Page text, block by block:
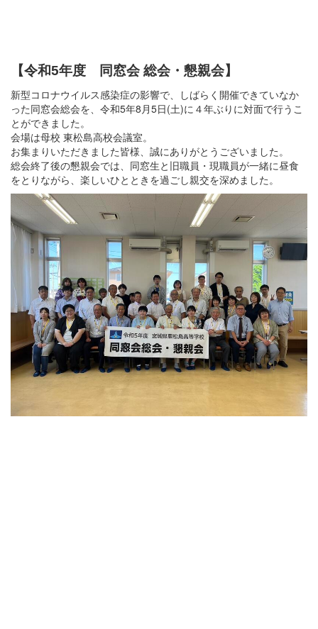
【令和5年度 同窓会 総会・懇親会】
新型コロナウイルス感染症の影響で、しばらく開催できていなか
った同窓会総会を、令和5年8月5日(土)に４年ぶりに対面で行うこ
とができました。
会場は母校 東松島高校会議室。
お集まりいただきました皆様、誠にありがとうございました。
総会終了後の懇親会では、同窓生と旧職員・現職員が一緒に昼食
をとりながら、楽しいひとときを過ごし親交を深めました。